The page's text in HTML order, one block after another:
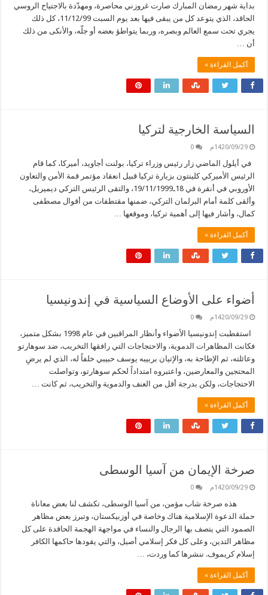
بداية شهر رمضان المبارك صارت غروزني محاصرة، ومهدّدة بالاجتياح الروسي
الحاقد، الذي يتوعد كل من يبقى فيها بعد يوم السبت 11/12/99، كل ذلك
يجري تحت سمع العالم وبصره، وربما يتواطؤ بعضه أو جلّه، والأنكى من ذلك
أن …
أكمل القراءة »
السياسة الخارجية لتركيا
1420/09/29م 0
في أيلول الماضي زار رئيس وزراء تركيا، بولنت أجاويد، أميركا، كما قام
الرئيس الأميركي كلينتون بزيارة تركيا قبيل انعقاد مؤتمر قمة الأمن والتعاون
الأوروبي في أنقرة في 18ـ19/11/1999، والتقى الرئيس التركي ديميريل،
وألقى كلمة أمام البرلمان التركي، ضمنها مقتطفات من أقوال مصطفى
كمال، وأشار فيها إلى أهمية تركيا، وموقعها …
أكمل القراءة »
أضواء على الأوضاع السياسية في إندونيسيا
1420/09/29م 0
استقطبت إندونيسيا الأضواء وأنظار المراقبين في عام 1998 بشكل متميز،
فكانت المظاهرات الدموية، والاحتجاجات التي رافقها التخريب، ضد سوهارتو
وعائلته، ثم الإطاحة به، والإتيان بربيبه يوسف حبيبي خلفاً له، الذي لم يرضِ
المحتجين والمعارضين، واعتبروه امتداداً لحكم سوهارتو، وتواصلت
الاحتجاجات، ولكن بدرجة أقل من العنف والدموية والتخريب، ثم كانت …
أكمل القراءة »
صرخة الإيمان من آسيا الوسطى
1420/09/29م 0
هذه صرخة شاب مؤمن، من آسيا الوسطى، تكشف لنا بعض معاناة
حملة الدعوة الإسلامية هناك وخاصة في أوزبيكستان، وتبرز بعض مظاهر
الصمود التي يتصف بها الرجال والنساء في مواجهة الهجمة الحاقدة على كل
مظاهر التدين، وعلى كل فكر إسلامي أصيل، والتي يقودها حاكمها الكافر
إسلام كريموف. ننشرها كما وردت، …
أكمل القراءة »